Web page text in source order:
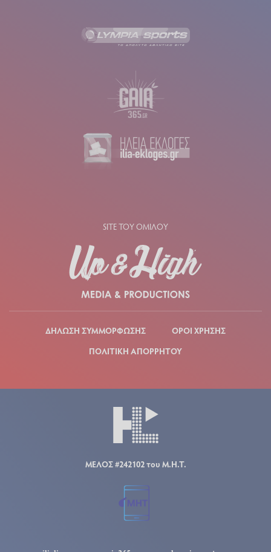
SITE ΤΟΥ ΟΜΙΛΟΥ
ΔΗΛΩΣΗ ΣΥΜΜΟΡΦΩΣΗΣ
ΟΡΟΙ ΧΡΗΣΗΣ
ΠΟΛΙΤΙΚΗ ΑΠΟΡΡΗΤΟΥ
ΜΕΛΟΣ #242102 του Μ.Η.Τ.